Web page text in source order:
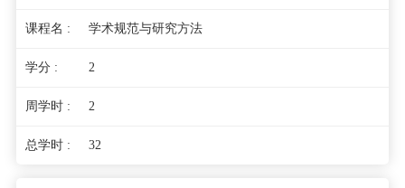
学术规范与研究方法
2
2
32